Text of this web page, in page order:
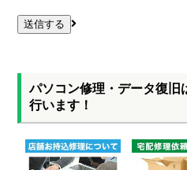
パソコン修理・データ復旧
行います！